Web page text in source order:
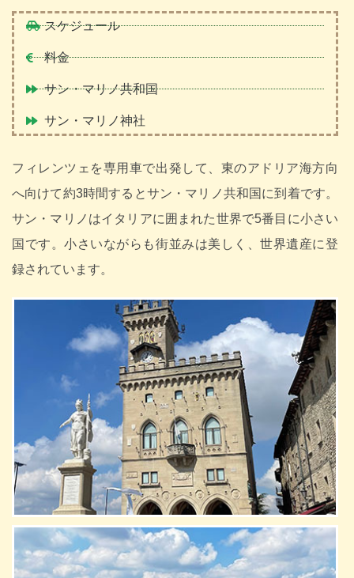
スケジュール
料金
サン・マリノ共和国
サン・マリノ神社
フィレンツェを専用車で出発して、東のアドリア海方向
へ向けて約3時間するとサン・マリノ共和国に到着です。
サン・マリノはイタリアに囲まれた世界で5番目に小さい
国です。小さいながらも街並みは美しく、世界遺産に登
録されています。